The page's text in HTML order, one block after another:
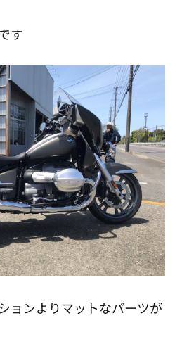
す
ョンよりマットなパーツが